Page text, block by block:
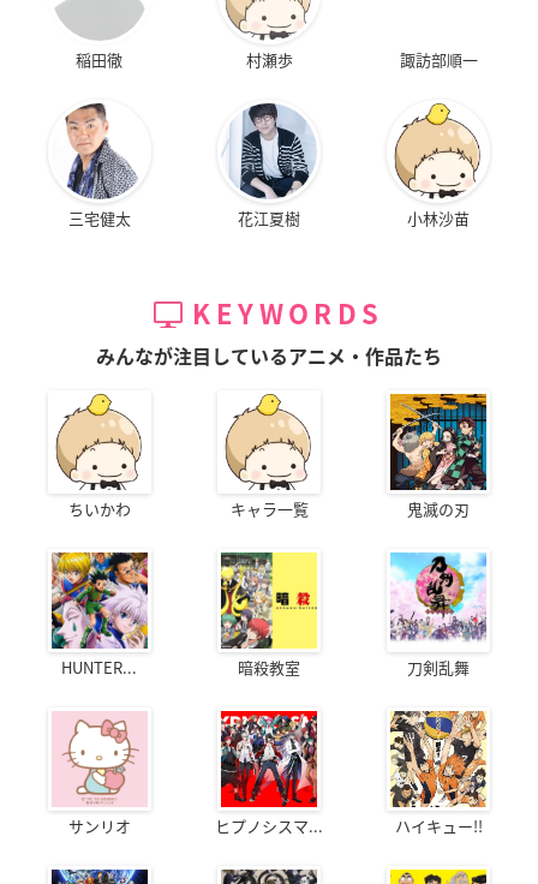
稲田徹 村瀬歩 諏訪部順一
三宅健太 花江夏樹 小林沙苗
KEYWORDS
みんなが注目しているアニメ・作品たち
ちいかわ キャラ一覧 鬼滅の刃
HUNTER... 暗殺教室 刀剣乱舞
サンリオ ヒプノシスマ... ハイキュー!!